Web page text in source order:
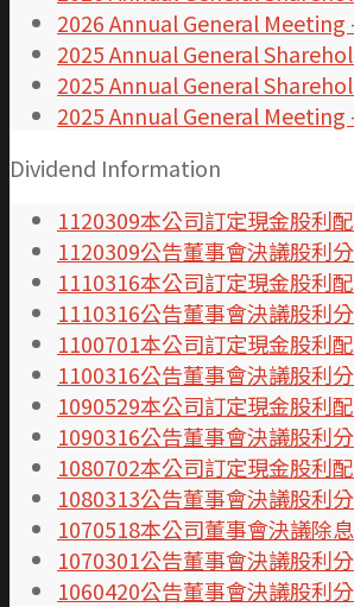
2026 Annual General
2025 Annual General
2025 Annual General
2025 Annual General
Dividend Information
1120309本公司訂定現金股利
1120309公告董事會決議股利
1110316本公司訂定現金股利
1110316公告董事會決議股利
1100701本公司訂定現金股利
1100316公告董事會決議股利
1090529本公司訂定現金股利
1090316公告董事會決議股利
1080702本公司訂定現金股利
1080313公告董事會決議股利
1070518本公司董事會決議除
1070301公告董事會決議股利
1060420公告董事會決議股利